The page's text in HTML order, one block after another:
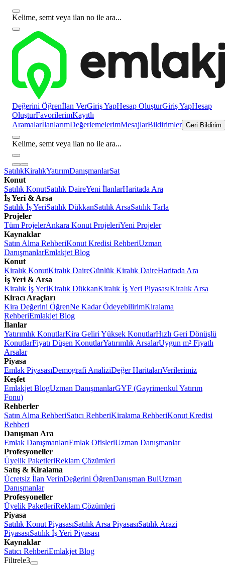
Kelime, semt veya ilan no ile ara...
Değerini Öğrenİlan VerGiriş YapHesap OluşturGiriş YapHesap
OluşturFavorilerimKayıtlı
AramalarİlanlarımDeğerlemelerimMesajlarBildirimler Geri Bildirim
Kelime, semt veya ilan no ile ara...
SatılıkKiralıkYatırımDanışmanlarSat
Konut
Satılık KonutSatılık DaireYeni İlanlarHaritada Ara
İş Yeri & Arsa
Satılık İş YeriSatılık DükkanSatılık ArsaSatılık Tarla
Projeler
Tüm ProjelerAnkara Konut ProjeleriYeni Projeler
Kaynaklar
Satın Alma RehberiKonut Kredisi RehberiUzman
DanışmanlarEmlakjet Blog
Konut
Kiralık KonutKiralık DaireGünlük Kiralık DaireHaritada Ara
İş Yeri & Arsa
Kiralık İş YeriKiralık DükkanKiralık İş Yeri PiyasasıKiralık Arsa
Kiracı Araçları
Kira Değerini ÖğrenNe Kadar ÖdeyebilirimKiralama
RehberiEmlakjet Blog
İlanlar
Yatırımlık KonutlarKira Geliri Yüksek KonutlarHızlı Geri Dönüşlü
KonutlarFiyatı Düşen KonutlarYatırımlık ArsalarUygun m² Fiyatlı
Arsalar
Piyasa
Emlak PiyasasıDemografi AnaliziDeğer HaritalarıVerilerimiz
Keşfet
Emlakjet BlogUzman DanışmanlarGYF (Gayrimenkul Yatırım
Fonu)
Rehberler
Satın Alma RehberiSatıcı RehberiKiralama RehberiKonut Kredisi
Rehberi
Danışman Ara
Emlak DanışmanlarıEmlak OfisleriUzman Danışmanlar
Profesyoneller
Üyelik PaketleriReklam Çözümleri
Satış & Kiralama
Ücretsiz İlan VerinDeğerini ÖğrenDanışman BulUzman
Danışmanlar
Profesyoneller
Üyelik PaketleriReklam Çözümleri
Piyasa
Satılık Konut PiyasasıSatılık Arsa PiyasasıSatılık Arazi
PiyasasıSatılık İş Yeri Piyasası
Kaynaklar
Satıcı RehberiEmlakjet Blog
Filtrele3